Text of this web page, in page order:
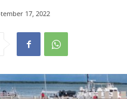
17, 2022